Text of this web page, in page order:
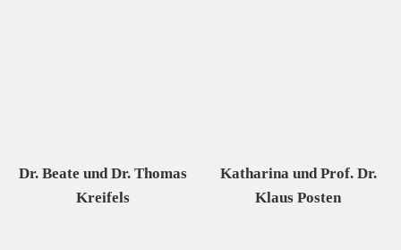
Dr. Beate und Dr. Thomas
Kreifels
Katharina und Prof. Dr.
Klaus Posten